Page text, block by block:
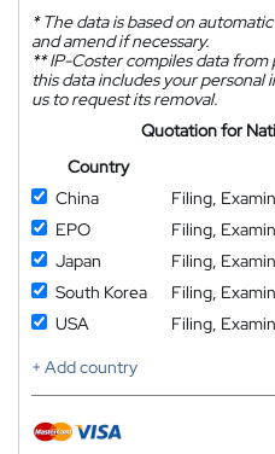
*The data is based on
and amend if necessary.
**IP-Coster compiles data from
this data includes your
us to request its removal.
Quotation for
Country
China
Filing,
EPO
Filing,
Japan
Filing,
South Korea
Filing,
USA
Filing,
+ Add country